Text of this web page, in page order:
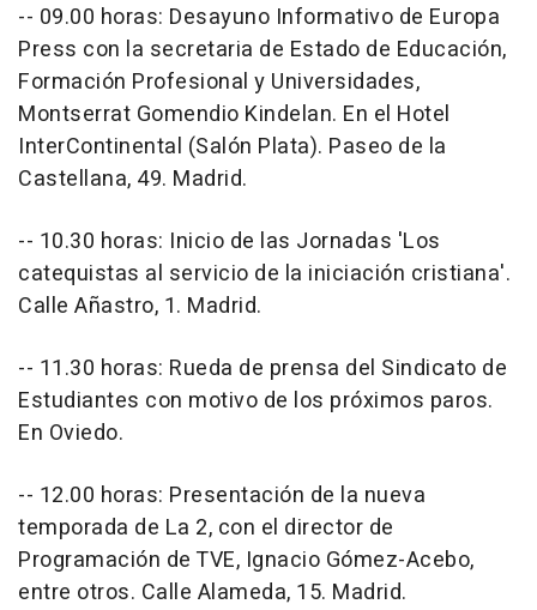
-- 09.00 horas: Desayuno Informativo de Europa
Press con la secretaria de Estado de Educación,
Formación Profesional y Universidades,
Montserrat Gomendio Kindelan. En el Hotel
InterContinental (Salón Plata). Paseo de la
Castellana, 49. Madrid.
-- 10.30 horas: Inicio de las Jornadas 'Los
catequistas al servicio de la iniciación cristiana'.
Calle Añastro, 1. Madrid.
-- 11.30 horas: Rueda de prensa del Sindicato de
Estudiantes con motivo de los próximos paros.
En Oviedo.
-- 12.00 horas: Presentación de la nueva
temporada de La 2, con el director de
Programación de TVE, Ignacio Gómez-Acebo,
entre otros. Calle Alameda, 15. Madrid.